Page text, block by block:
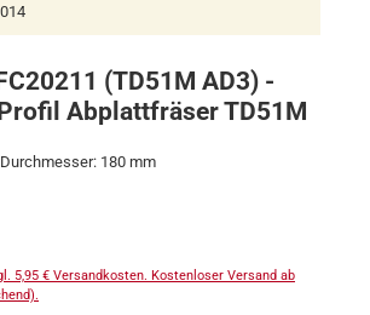
(TD51M AD3) -
Abplattfräser TD51M
180 mm
5,95 € Versandkosten. Kostenloser Versand ab